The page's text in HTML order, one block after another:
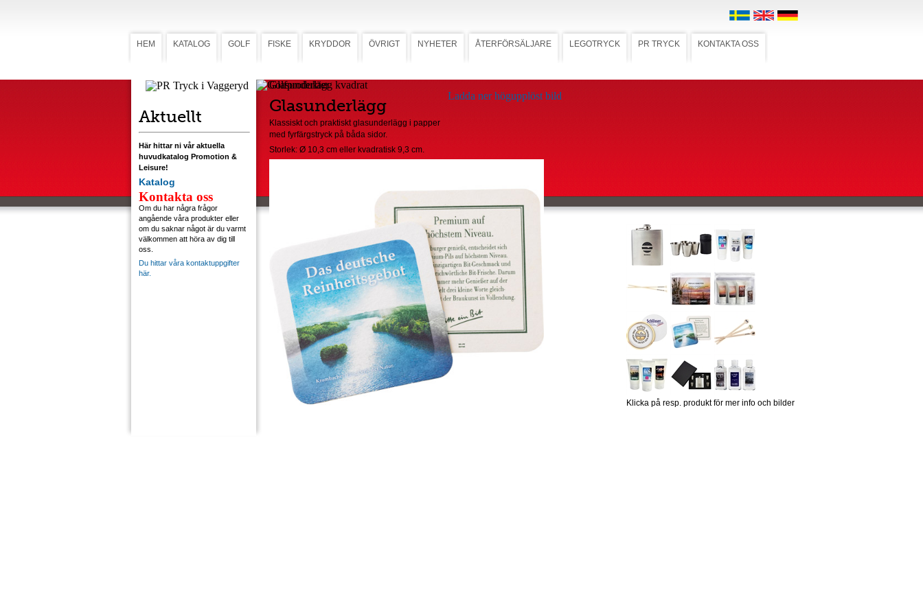
HEM KATALOG GOLF FISKE KRYDDOR ÖVRIGT NYHETER ÅTERFÖRSÄLJARE LEGOTRYCK PR TRYCK KONTAKTA OSS
Aktuellt
Här hittar ni vår aktuella
huvudkatalog Promotion &
Leisure!
Katalog
Kontakta oss
Om du har några frågor
angående våra produkter eller
om du saknar något är du varmt
välkommen att höra av dig till
oss.
Du hittar våra kontaktuppgifter
här.
Glasunderlägg kvadrat
Glasunderlägg
Klassiskt och praktiskt glasunderlägg i papper
med fyrfärgstryck på båda sidor.
Storlek: Ø 10,3 cm eller kvadratisk 9,3 cm.
Klicka på resp. produkt för mer info och bilder
Ladda ner högupplöst bild